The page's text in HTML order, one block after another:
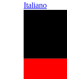
Italiano